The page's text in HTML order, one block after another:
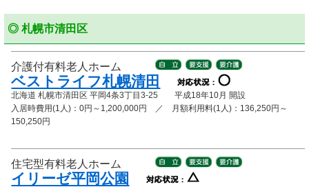
◎ 札幌市清田区
介護付有料老人ホーム
ベストライフ札幌清田
北海道 札幌市清田区 平岡4条3丁目3-25 平成18年10月 開設
入居時費用(1人)：0円～1,200,000円 ／ 月額利用料(1人)：136,250円～
150,250円
住宅型有料老人ホーム
イリーゼ平岡公園